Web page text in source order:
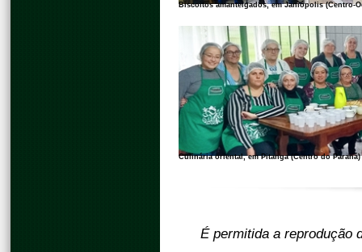
Biscoitos amanteigados, em Janiópolis (Centro-
Culinária oriental, em Pitanga (Centro do Paraná)
É permitida a reprodução